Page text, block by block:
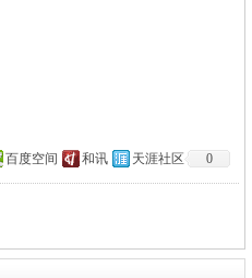
百度空间 和讯 天涯社区 0